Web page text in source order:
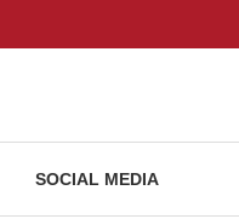
SOCIAL MEDIA